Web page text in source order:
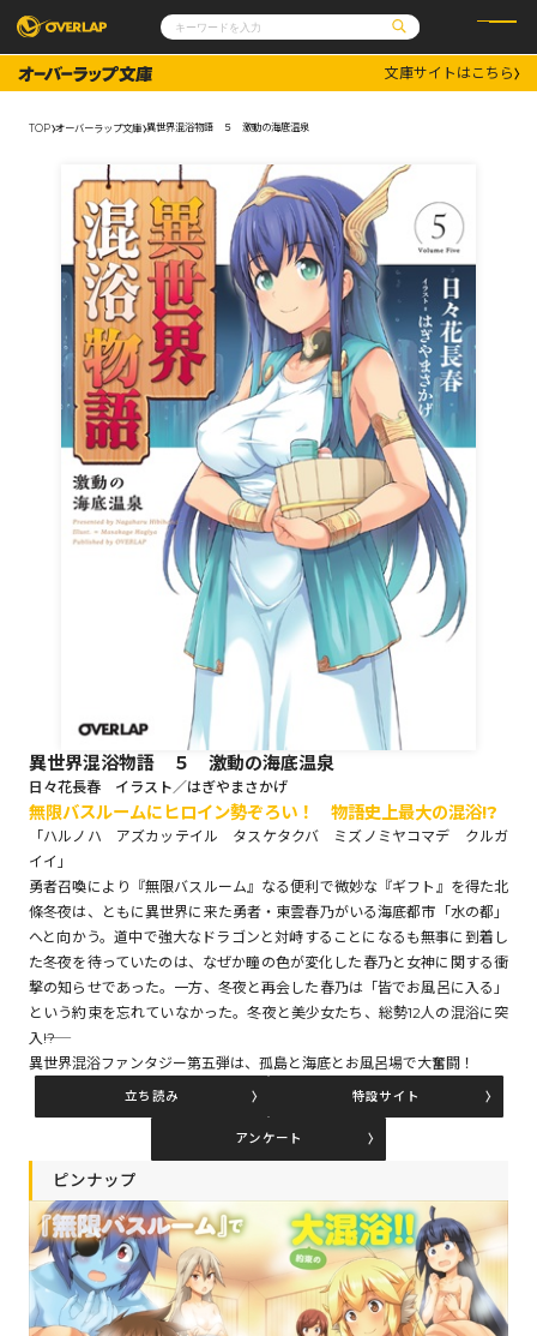
コミックガルド
コミッククリエ
文庫
ノベルス
その他
コミックエッセイ
ポケットモンスター
アニメ
ゲーム
通販・NEWS
OVERLAP STORE
オーバーラップ広報室
企業
会社概要
採用情報
アクセス
オーバーラップホールディングス
お問い合わせはこちら
オーバーラップ文庫
オーバーラップノベルス
オーバーラップノベルスf
ロサージュノベルス
コミックガルド
コミッククリエ
閉じる
文庫サイトはこちら
TOP オーバーラップ文庫 異世界混浴物語 ５ 激動の海底温泉
異世界混浴物語 ５ 激動の海底温泉
日々花長春 イラスト／はぎやまさかげ
無限バスルームにヒロイン勢ぞろい！ 物語史上最大の混浴!?
「ハルノハ アズカッテイル タスケタクバ ミズノミヤコマデ クルガ
イイ」
勇者召喚により『無限バスルーム』なる便利で微妙な『ギフト』を得た北
條冬夜は、ともに異世界に来た勇者・東雲春乃がいる海底都市「水の都」
へと向かう。道中で強大なドラゴンと対峙することになるも無事に到着し
た冬夜を待っていたのは、なぜか瞳の色が変化した春乃と女神に関する衝
撃の知らせであった。一方、冬夜と再会した春乃は「皆でお風呂に入る」
という約束を忘れていなかった。冬夜と美少女たち、総勢12人の混浴に突
入――!?
異世界混浴ファンタジー第五弾は、孤島と海底とお風呂場で大奮闘！
立ち読み 特設サイト
アンケート
ピンナップ